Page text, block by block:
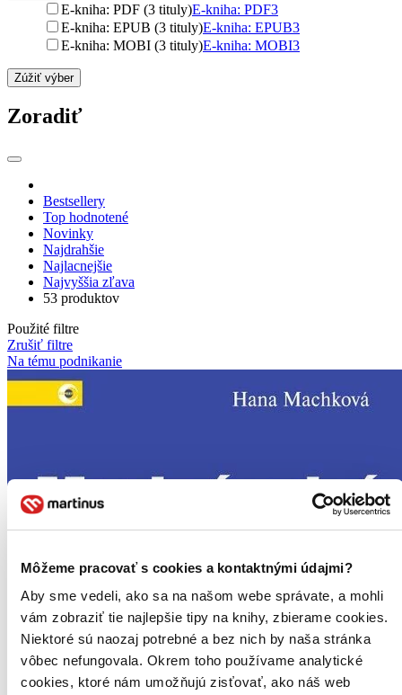
Môžeme pracovať s cookies a kontaktnými údajmi?
Aby sme vedeli, ako sa na našom webe správate, a mohli
vám zobraziť tie najlepšie tipy na knihy, zbierame cookies.
Niektoré sú naozaj potrebné a bez nich by naša stránka
vôbec nefungovala. Okrem toho používame analytické
cookies, ktoré nám umožňujú zisťovať, ako náš web
E-kniha: PDF (3 tituly)E-kniha: PDF3
E-kniha: EPUB (3 tituly)E-kniha: EPUB3
E-kniha: MOBI (3 tituly)E-kniha: MOBI3
Zúžiť výber
Zoradiť
Bestsellery
Top hodnotené
Novinky
Najdrahšie
Najlacnejšie
Najvyššia zľava
53 produktov
Použité filtre
Zrušiť filtre
Na tému podnikanie